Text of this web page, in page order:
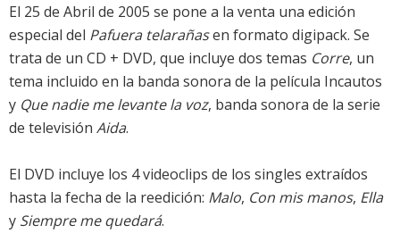
El 25 de Abril de 2005 se pone a la venta una edición
especial del Pafuera telarañasen formato digipack. Se
trata de un CD + DVD, que incluye dos temas Corre, un
tema incluido en la banda sonora de la película Incautos
y Que nadie me levante la voz, banda sonora de la serie
de televisión Aida.
El DVD incluye los 4 videoclips de los singles extraídos
hasta la fecha de la reedición: Malo, Con mis manos, Ella
y Siempre me quedará.